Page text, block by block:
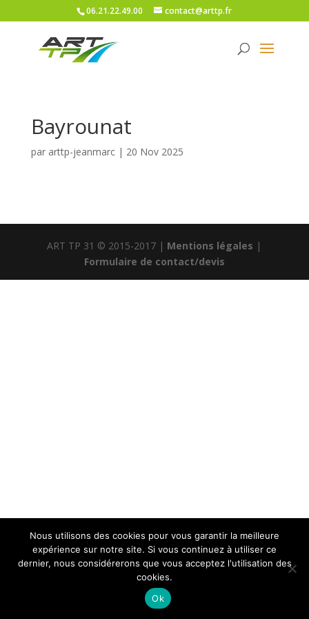
06.21.22.49.00 contact@arttp.fr
Bayrounat
par arttp-jeanmarc| 20 Nov 2025
ART TP 31 © 2015-2017 | Mentions légales |
Formulaire de contact/devis
Nous utilisons des cookies pour vous garantir la meilleure
expérience sur notre site. Si vous continuez à utiliser ce
dernier, nous considérerons que vous acceptez l'utilisation des
cookies.
Ok